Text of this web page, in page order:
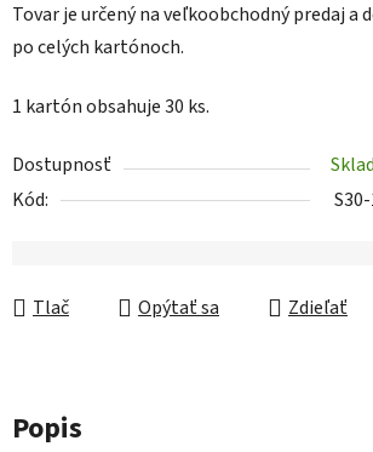
Tovar je určený na veľkoobchodný predaj a
po celých kartónoch.
1 kartón obsahuje 30 ks.
Dostupnosť
Kód:
Tlač Opýtať sa Zdieľať
Popis